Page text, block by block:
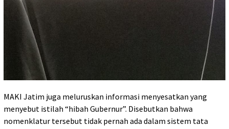
MAKI Jatim juga meluruskan informasi menyesatkan yang
menyebut istilah “hibah Gubernur”. Disebutkan bahwa
nomenklatur tersebut tidak pernah ada dalam sistem tata